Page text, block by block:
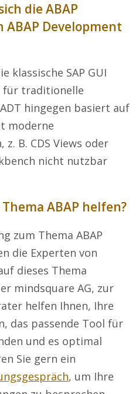
die ABAP
ABAP Development
klassische SAP GUI
für traditionelle
hingegen basiert auf
moderne
B. CDS Views oder
nicht nutzbar
ABAP helfen?
zum Thema ABAP
die Experten von
dieses Thema
mindsquare AG, zur
helfen Ihnen, Ihre
das passende Tool für
und es optimal
Sie gern ein
, um Ihre